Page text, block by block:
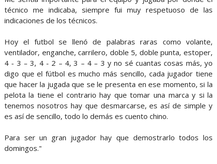
técnico me indicaba, siempre fui muy respetuoso de las
indicaciones de los técnicos.
Hoy el futbol se llenó de palabras raras como volante,
ventilador, enganche, carrilero, doble 5, doble punta, estoper,
4 - 3 – 3, 4 - 2 – 4, 3 – 4 – 3 y no sé cuantas cosas más, yo
digo que el fútbol es mucho más sencillo, cada jugador tiene
que hacer la jugada que se le presenta en ese momento, si la
pelota la tiene el contrario hay que tomar una marca y si la
tenemos nosotros hay que desmarcarse, es así de simple y
es así de sencillo, todo lo demás es cuento chino.
Para ser un gran jugador hay que demostrarlo todos los
domingos."